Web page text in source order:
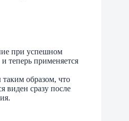
при успешном
теперь применяется
образом, что
виден сразу после